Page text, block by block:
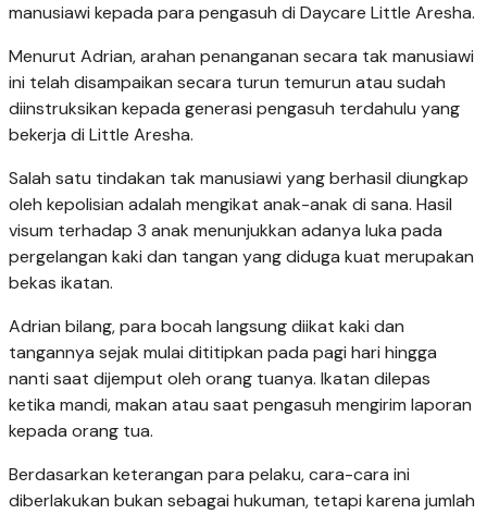
manusiawi kepada para pengasuh di Daycare Little Aresha.
Menurut Adrian, arahan penanganan secara tak manusiawi
ini telah disampaikan secara turun temurun atau sudah
diinstruksikan kepada generasi pengasuh terdahulu yang
bekerja di Little Aresha.
Salah satu tindakan tak manusiawi yang berhasil diungkap
oleh kepolisian adalah mengikat anak-anak di sana. Hasil
visum terhadap 3 anak menunjukkan adanya luka pada
pergelangan kaki dan tangan yang diduga kuat merupakan
bekas ikatan.
Adrian bilang, para bocah langsung diikat kaki dan
tangannya sejak mulai dititipkan pada pagi hari hingga
nanti saat dijemput oleh orang tuanya. Ikatan dilepas
ketika mandi, makan atau saat pengasuh mengirim laporan
kepada orang tua.
Berdasarkan keterangan para pelaku, cara-cara ini
diberlakukan bukan sebagai hukuman, tetapi karena jumlah